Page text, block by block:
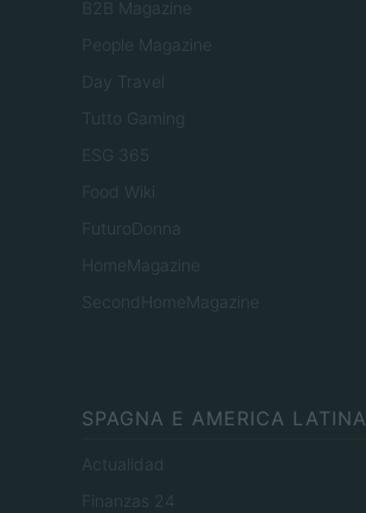
B2B Magazine
People Magazine
Day Travel
Tutto Gaming
ESG 365
Food Wiki
FuturoDonna
HomeMagazine
SecondHomeMagazine
SPAGNA E AMERICA LATINA
Actualidad
Finanzas 24